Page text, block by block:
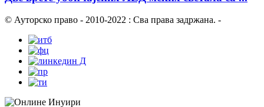
© Ауторско право - 2010-2022 : Сва права задржана. -